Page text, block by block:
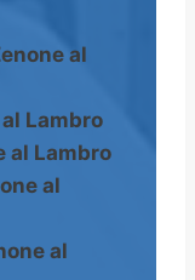
al
Lambro
al Lambro
al
al